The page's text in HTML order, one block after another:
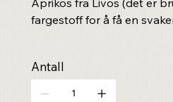
Aprikos fra Livos (det er
fargestoff for å få en
Antall